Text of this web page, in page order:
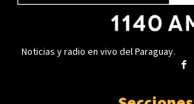
Noticias y radio en vivo del Paraguay.